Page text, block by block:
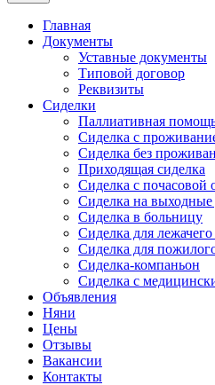
Главная
Документы
Уставные документы
Типовой договор
Реквизиты
Сиделки
Паллиативная
Сиделка с
Сиделка без
Приходящая сиделка
Сиделка с почасовой
Сиделка на выходные
Сиделка в больницу
Сиделка для
Сиделка для
Сиделка-компаньон
Сиделка с
Объявления
Няни
Цены
Отзывы
Вакансии
Контакты